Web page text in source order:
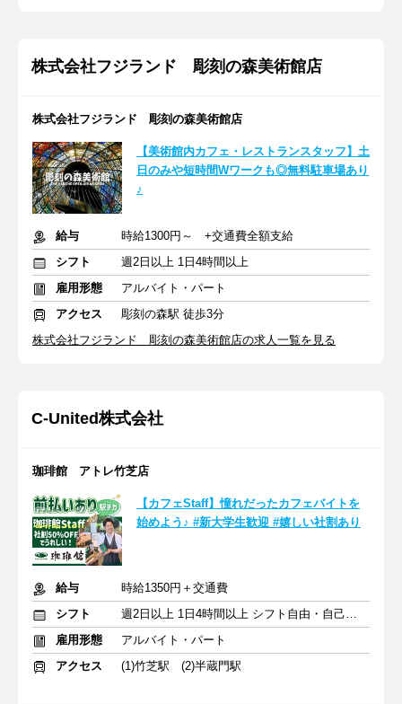
株式会社フジランド 彫刻の森美術館店
株式会社フジランド 彫刻の森美術館店
【美術館内カフェ・レストランスタッフ】土
日のみや短時間Wワークも◎無料駐車場あり
♪
給与
時給1300円～ +交通費全額支給
シフト
週2日以上 1日4時間以上
雇用形態
アルバイト・パート
アクセス
彫刻の森駅 徒歩3分
株式会社フジランド 彫刻の森美術館店の求人一覧を見る
C‐United株式会社
珈琲館 アトレ竹芝店
【カフェStaff】憧れだったカフェバイトを
始めよう♪ #新大学生歓迎 #嬉しい社割あり
給与
時給1350円＋交通費
シフト
週2日以上 1日4時間以上 シフト自由・自己申告
雇用形態
アルバイト・パート
アクセス
(1)竹芝駅 (2)半蔵門駅